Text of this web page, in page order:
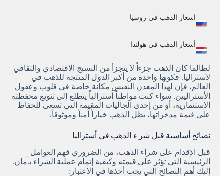
اسعار الذهب في روسيا
أسعار الذهب في هولندا
لطالما كان الذهب جزءاً لا يتجزأ من النسيج الاقتصادي والثقافي
لأستراليا. فكونها واحدة من أكبر الدول المنتجة للذهب في
العالم، فإن لهذا المعدن النفيس مكانة خاصة في قلوب وعقول
الأستراليين. سواء كنت مواطناً أسترالياً يتطلع إلى تنويع محفظته
الاستثمارية، أو من إحدى الجاليات المقيمة التي تسعى للحفاظ
على قيمة مدخراتها، يظل الذهب خياراً آمناً وموثوقاً.
نصائح أساسية قبل شراء الذهب في أستراليا
قبل الإقدام على شراء الذهب، من الضروري فهم العوامل
الرئيسية التي تؤثر على قيمته وكيفية إتمام عملية الشراء بأمان.
إليك أهم النصائح التي يجب أخذها في الاعتبار: